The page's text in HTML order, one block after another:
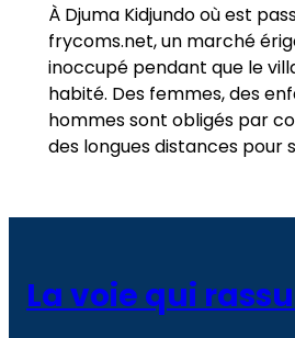
À Djuma Kidjundo où est
frycoms.net, un marché
inoccupé pendant que le
habité. Des femmes, des
hommes sont obligés par
des longues distances pour
La voie qui